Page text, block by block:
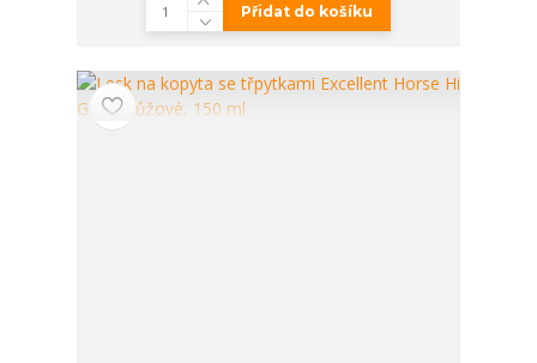
Přidat do košíku